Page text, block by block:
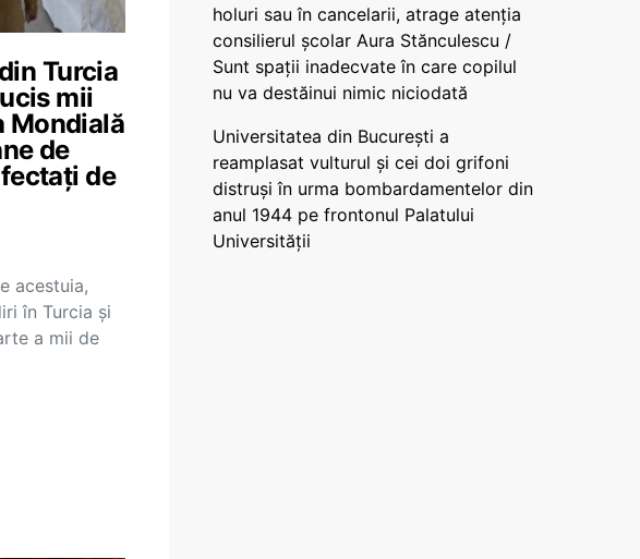
Turcia
mii
Mondială
de
de
acestuia,
în Turcia și
a mii de
holuri sau în cancelarii, atrage atenția
consilierul școlar Aura Stănculescu /
Sunt spații inadecvate în care copilul
nu va destăinui nimic niciodată
Universitatea din București a
reamplasat vulturul și cei doi grifoni
distruși în urma bombardamentelor din
anul 1944 pe frontonul Palatului
Universității